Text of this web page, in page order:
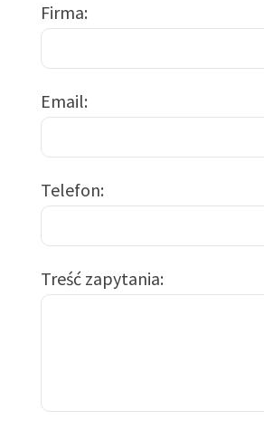
Firma
Email
Telefon
Treść zapytania